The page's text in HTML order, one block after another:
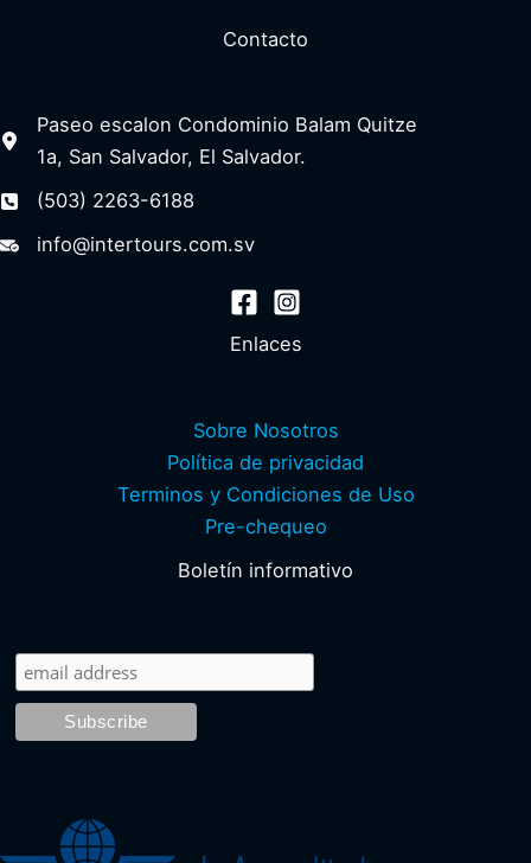
Contacto
Paseo escalon Condominio Balam Quitze
1a, San Salvador, El Salvador.
(503) 2263-6188
info@intertours.com.sv
Enlaces
Sobre Nosotros
Política de privacidad
Terminos y Condiciones de Uso
Pre-chequeo
Boletín informativo